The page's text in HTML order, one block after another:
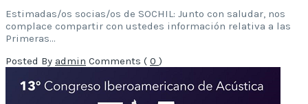
Estimadas/os socias/os de SOCHIL: Junto con saludar, nos
complace compartir con ustedes información relativa a las
Primeras…
Posted By admin Comments ( 0 )